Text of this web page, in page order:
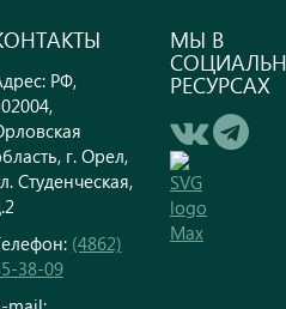
РФ,
г. Орел,
Студенческая,
(4862)
38-09
МЫ В
РЕСУРСАХ